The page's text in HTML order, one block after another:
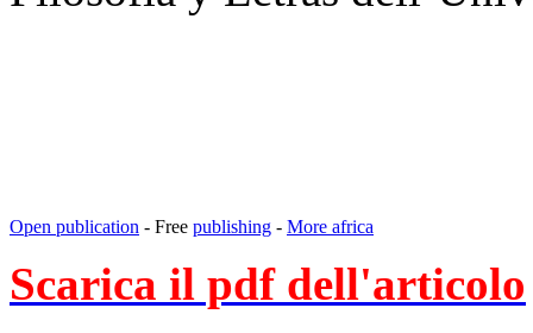
Open publication - Free publishing - More africa
Scarica il pdf dell'articolo